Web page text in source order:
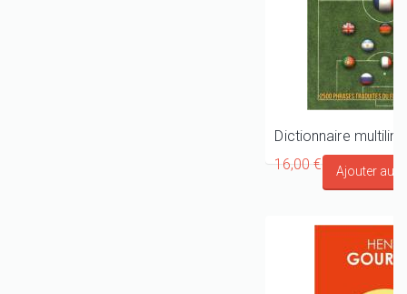
16,00 €